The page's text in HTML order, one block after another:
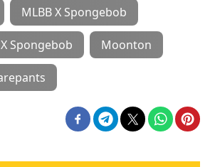
MLBB X Spongebob
Spongebob Moonton